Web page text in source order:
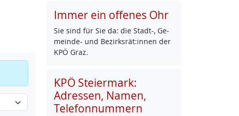
Immer ein offenes Ohr
Sie sind für Sie da: die Stadt-, Ge­
mein­de- und Be­zirks­rät:in­nen der
KPÖ Graz.
KPÖ Steiermark:
Adressen, Namen,
Telefonnummern